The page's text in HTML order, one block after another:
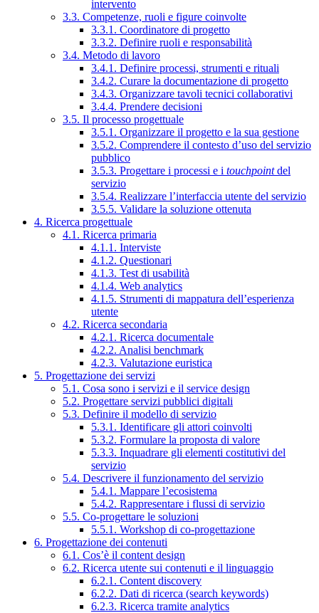
intervento
3.3. Competenze, ruoli e figure coinvolte
3.3.1. Coordinatore di progetto
3.3.2. Definire ruoli e responsabilità
3.4. Metodo di lavoro
3.4.1. Definire processi, strumenti e rituali
3.4.2. Curare la documentazione di progetto
3.4.3. Organizzare tavoli tecnici collaborativi
3.4.4. Prendere decisioni
3.5. Il processo progettuale
3.5.1. Organizzare il progetto e la sua gestione
3.5.2. Comprendere il contesto d’uso del servizio
pubblico
3.5.3. Progettare i processi e i touchpointdel
servizio
3.5.4. Realizzare l’interfaccia utente del servizio
3.5.5. Validare la soluzione ottenuta
4. Ricerca progettuale
4.1. Ricerca primaria
4.1.1. Interviste
4.1.2. Questionari
4.1.3. Test di usabilità
4.1.4. Web analytics
4.1.5. Strumenti di mappatura dell’esperienza
utente
4.2. Ricerca secondaria
4.2.1. Ricerca documentale
4.2.2. Analisi benchmark
4.2.3. Valutazione euristica
5. Progettazione dei servizi
5.1. Cosa sono i servizi e il service design
5.2. Progettare servizi pubblici digitali
5.3. Definire il modello di servizio
5.3.1. Identificare gli attori coinvolti
5.3.2. Formulare la proposta di valore
5.3.3. Inquadrare gli elementi costitutivi del
servizio
5.4. Descrivere il funzionamento del servizio
5.4.1. Mappare l’ecosistema
5.4.2. Rappresentare i flussi di servizio
5.5. Co-progettare le soluzioni
5.5.1. Workshop di co-progettazione
6. Progettazione dei contenuti
6.1. Cos’è il content design
6.2. Ricerca utente sui contenuti e il linguaggio
6.2.1. Content discovery
6.2.2. Dati di ricerca (search keywords)
6.2.3. Ricerca tramite analytics